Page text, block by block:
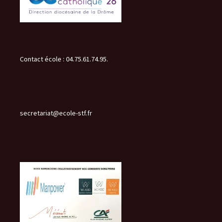
Contact école : 04.75.61.74.95.
secretariat@ecole-stf.fr